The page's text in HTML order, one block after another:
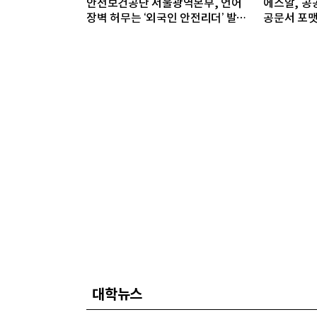
안전보건공단 서울광역본부, 언어
장벽 허무는 ‘외국인 안전리더’ 발대
에스알, 공
공문서 포
대학뉴스